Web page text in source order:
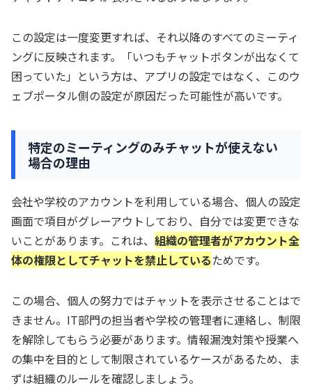
この設定は一度変更すれば、それ以降のすべてのミーティ
ングに反映されます。「いつもチャットボタンが出なくて
困っていた」という方は、アプリの設定ではなく、このウ
ェブポータル側の設定が原因だった可能性が高いです。
特定のミーティングのみチャットが使えない
場合の理由
会社や学校のアカウントを利用している場合、個人の設定
画面で項目がグレーアウトしており、自分では変更できな
いことがあります。これは、 組織の管理者がアカウント全
体の権限としてチャットを禁止しているためです。
この場合、個人の努力ではチャットを表示させることはで
きません。IT部門の担当者や学校の管理者に連絡し、制限
を解除してもらう必要があります。情報漏洩対策や授業へ
の集中を目的として制限されているケースがあるため、ま
ずは組織のルールを確認しましょう。